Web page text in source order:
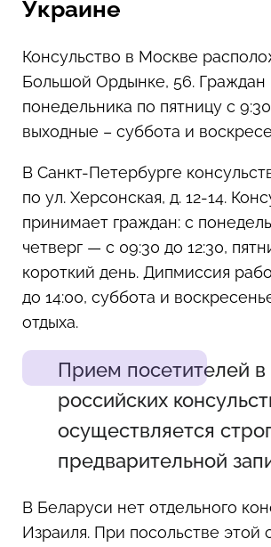
Украине
Консульство в Москве
Большой Ордынке, 56.
понедельника по пятницу с
выходные – суббота и
В Санкт-Петербурге
по ул. Херсонская, д. 12-14.
принимает граждан: с
четверг — с 09:30 до 12:30,
короткий день. Дипмиссия
до 14:00, суббота и
отдыха.
Прием посетителей в
российских
осуществляется
предварительной
В Беларуси нет отдельного
Израиля. При посольстве этой